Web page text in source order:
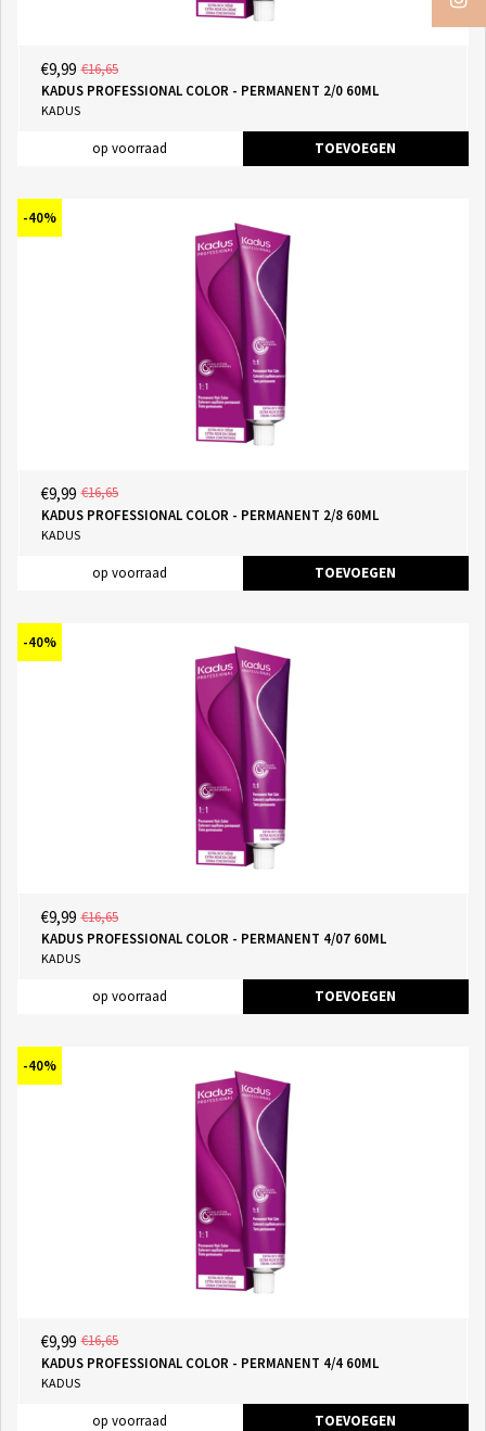
€9,99 €16,65
KADUS PROFESSIONAL COLOR - PERMANENT 2/0 60ML
KADUS
op voorraad TOEVOEGEN
-40%
€9,99 €16,65
KADUS PROFESSIONAL COLOR - PERMANENT 2/8 60ML
KADUS
op voorraad TOEVOEGEN
-40%
€9,99 €16,65
KADUS PROFESSIONAL COLOR - PERMANENT 4/07 60ML
KADUS
op voorraad TOEVOEGEN
-40%
€9,99 €16,65
KADUS PROFESSIONAL COLOR - PERMANENT 4/4 60ML
KADUS
op voorraad TOEVOEGEN